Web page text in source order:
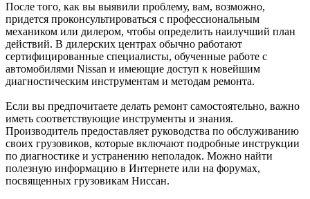
После того, как вы выявили проблему, вам, возможно,
придется проконсультироваться с профессиональным
механиком или дилером, чтобы определить наилучший план
действий. В дилерских центрах обычно работают
сертифицированные специалисты, обученные работе с
автомобилями Nissan и имеющие доступ к новейшим
диагностическим инструментам и методам ремонта.
Если вы предпочитаете делать ремонт самостоятельно, важно
иметь соответствующие инструменты и знания.
Производитель предоставляет руководства по обслуживанию
своих грузовиков, которые включают подробные инструкции
по диагностике и устранению неполадок. Можно найти
полезную информацию в Интернете или на форумах,
посвященных грузовикам Ниссан.